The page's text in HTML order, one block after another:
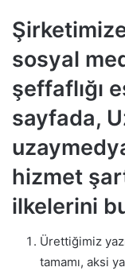
sosyal
şeffaflığı
sayfada,
hizmet
ilkelerini
Ürettiğimiz
tamamı, aksi